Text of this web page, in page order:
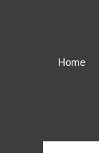
Home